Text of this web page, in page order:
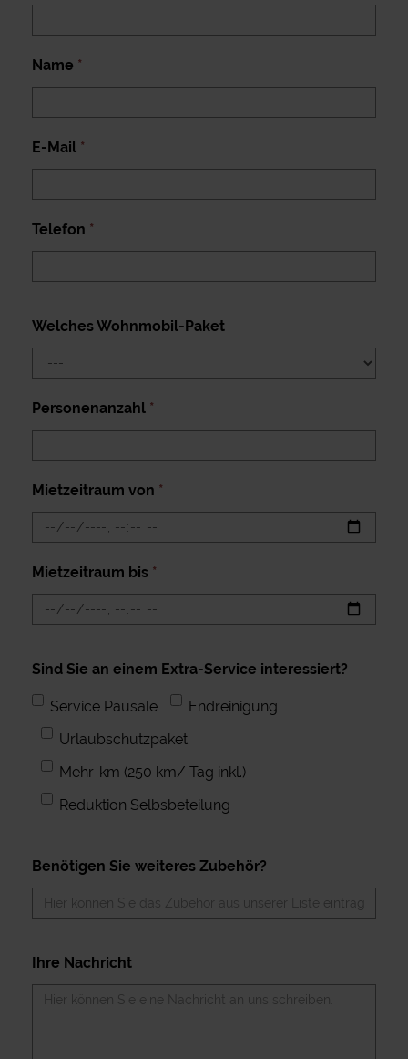
Name *
E-Mail *
Telefon *
Welches Wohnmobil-Paket
Personenanzahl *
Mietzeitraum von *
Mietzeitraum bis *
Sind Sie an einem Extra-Service interessiert?
Service Pausale
Endreinigung
Urlaubschutzpaket
Mehr-km (250 km/ Tag inkl.)
Reduktion Selbsbeteilung
Benötigen Sie weiteres Zubehör?
Ihre Nachricht